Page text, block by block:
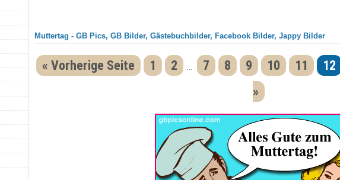
Muttertag - GB Pics, GB Bilder, Gästebuchbilder, Facebook Bilder, Jappy Bilder
« Vorherige Seite 1 2 7 8 9 10 11 12
»